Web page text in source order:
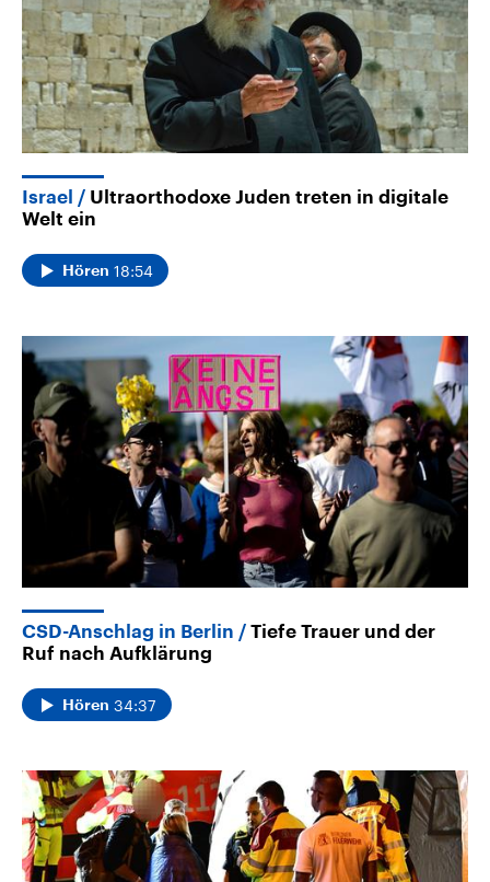
Israel
Ultraorthodoxe Juden treten in digitale
Welt ein
Hören 18:54
CSD-Anschlag in Berlin
Tiefe Trauer und der
Ruf nach Aufklärung
Hören 34:37